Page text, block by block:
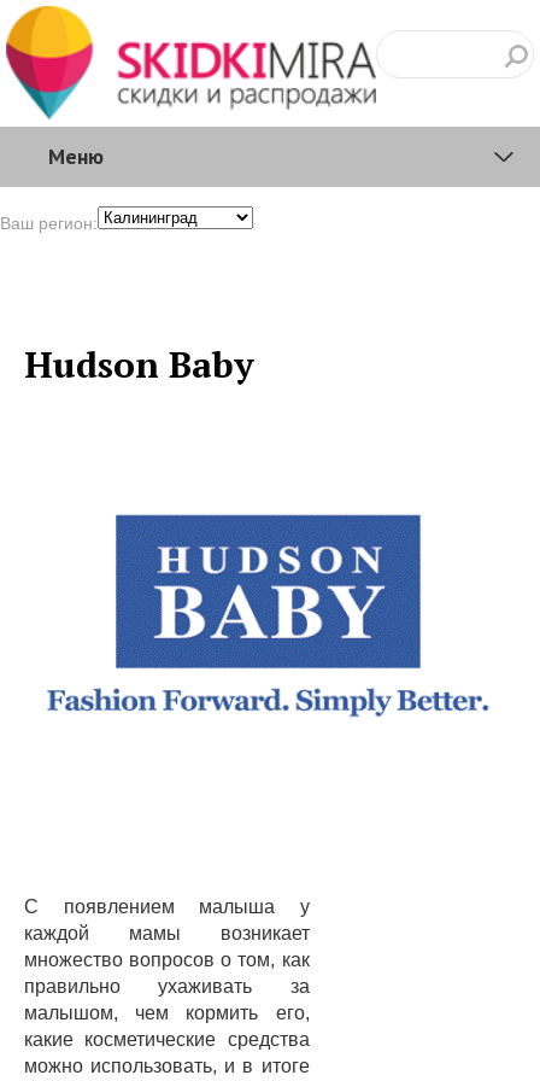
Меню
Ваш регион:
Hudson Baby
С появлением малыша у
каждой мамы возникает
множество вопросов о том, как
правильно ухаживать за
малышом, чем кормить его,
какие косметические средства
можно использовать, и в итоге